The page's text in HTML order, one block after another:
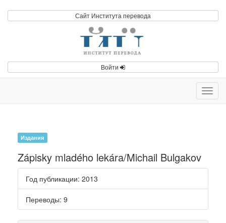
Сайт Института перевода
Войти
Издания
Zápisky mladého lekára/Michail Bulgakov
Год публикации: 2013
Переводы: 9